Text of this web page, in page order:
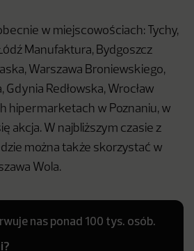
w miejscowościach: Tychy,
Manufaktura, Bydgoszcz
Warszawa Broniewskiego,
Redłowska, Wrocław
hipermarketach w Poznaniu, w
akcja. W najbliższym czasie z
można także skorzystać w
Wola.
nas ponad 100 tys. osób.